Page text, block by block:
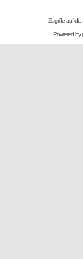
Zugriffe auf
Powered by